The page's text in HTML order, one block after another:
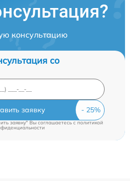
консультацию
со
заявку
заявку" Вы соглашаетесь cполитикой